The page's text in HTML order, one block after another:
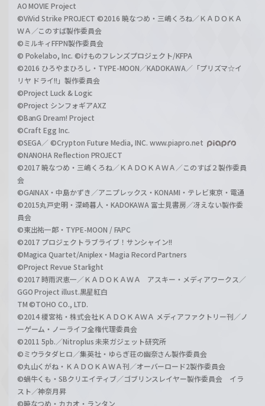
AO MOVIE Project
©ViVid Strike PROJECT ©2016 暁なつめ・三嶋くろね／ＫＡＤＯＫＡ
ＷＡ／このすば製作委員会
©ミルキィFFPN製作委員会
© Pokelabo, Inc. ©けものフレンズプロジェクト/KFPA
©2016 ひろやまひろし・TYPE-MOON／KADOKAWA／「プリズマ☆イ
リヤ ドライ!!」製作委員会
©Project Luck & Logic
©Project シンフォギアAXZ
©BanG Dream! Project
©Craft Egg Inc.
©SEGA／ ©Crypton Future Media, INC. www.piapro.net
©NANOHA Reflection PROJECT
©2017 暁なつめ・三嶋くろね／ＫＡＤＯＫＡＷＡ／このすば２製作委員
会
©GAINAX・中島かずき／アニプレックス・KONAMI・テレビ東京・電通
©2015丸戸史明・深崎暮人・KADOKAWA 富士見書房／冴えない製作委
員会
©東出祐一郎・TYPE-MOON / FAPC
©2017 プロジェクトラブライブ！サンシャイン!!
©Magica Quartet/Aniplex・Magia Record Partners
©Project Revue Starlight
©2017 時雨沢恵一／ＫＡＤＯＫＡＷＡ アスキー・メディアワークス／
GGO Project illust.黒星紅白
TM ©TOHO CO., LTD.
©2014 榎宮祐・株式会社ＫＡＤＯＫＡＷＡ メディアファクトリー刊／ノ
ーゲーム・ノーライフ全権代理委員会
©2011 5pb.／Nitroplus 未来ガジェット研究所
©ミウラタダヒロ／集英社・ゆらぎ荘の幽奈さん製作委員会
©丸山くがね・ＫＡＤＯＫＡＷＡ刊／オーバーロード2製作委員会
©蝸牛くも・SBクリエイティブ／ゴブリンスレイヤー製作委員会 イラ
スト／神奈月昇
©暁なつめ・カカオ・ランタン